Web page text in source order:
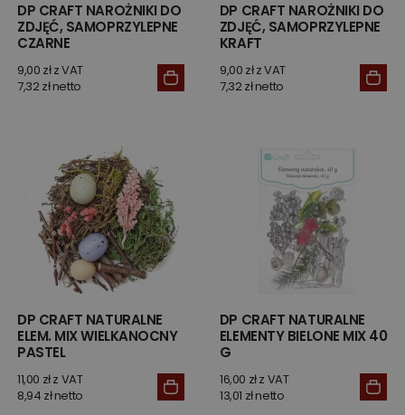
DP CRAFT NAROŻNIKI DO
ZDJĘĆ, SAMOPRZYLEPNE
CZARNE
9,00 zł z VAT
7,32 zł netto
DP CRAFT NAROŻNIKI DO
ZDJĘĆ, SAMOPRZYLEPNE
KRAFT
9,00 zł z VAT
7,32 zł netto
DP CRAFT NATURALNE
ELEM. MIX WIELKANOCNY
PASTEL
11,00 zł z VAT
8,94 zł netto
DP CRAFT NATURALNE
ELEMENTY BIELONE MIX 40
G
16,00 zł z VAT
13,01 zł netto